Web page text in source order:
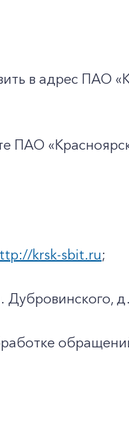
в адрес ПАО
ПАО
krsk-sbit.ru;
Дубровинского,